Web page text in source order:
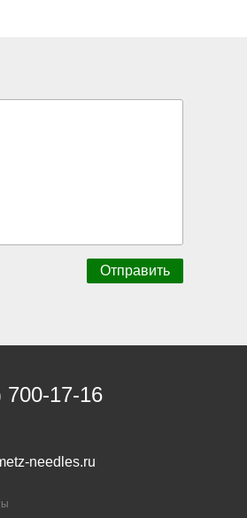
700-17-16
needles.ru